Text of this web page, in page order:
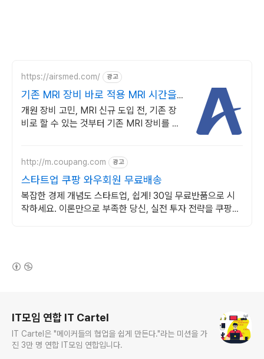
https://airsmed.com/ 광고
기존 MRI 장비 바로 적용 MRI 시간을
반으로
개원 장비 고민, MRI 신규 도입 전, 기존 장
비로 할 수 있는 것부터 기존 MRI 장비를 교
http://m.coupang.com 광고
스타트업 쿠팡 와우회원 무료배송
복잡한 경제 개념도 스타트업, 쉽게! 30일 무료반품으로 시
작하세요. 이론만으로 부족한 당신, 실전 투자 전략을 쿠팡에
IT모임 연합 IT Cartel
IT Cartel은 "메이커들의 협업을 쉽게 만든다."라는 미션을 가
진 3만 명 연합 IT모임 연합입니다.